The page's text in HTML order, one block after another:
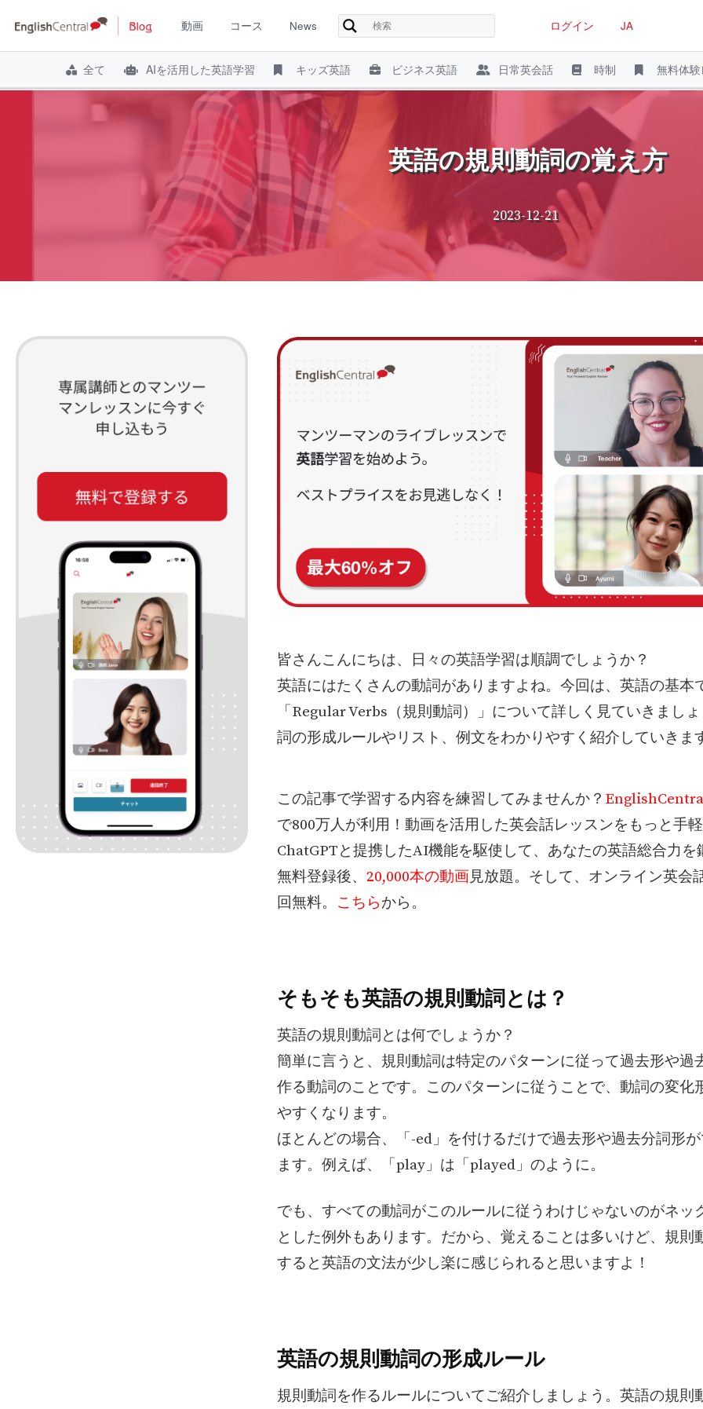
動画 コース News ログイン JA
全て AIを活用した英語学習 キッズ英語 ビジネス英語 日常英会話 時制 無料体
英語の規則動詞の覚え方
2023-12-21
皆さんこんにちは、日々の英語学習は順調でしょうか？
英語にはたくさんの動詞がありますよね。今回は、英語の基本
「Regular Verbs（規則動詞）」について詳しく見ていきまし
詞の形成ルールやリスト、例文をわかりやすく紹介していきま
この記事で学習する内容を練習してみませんか？
で800万人が利用！動画を活用した英会話レッスンをもっと手
ChatGPTと提携したAI機能を駆使して、あなたの英語総合力を
無料登録後、 20,000本の動画見放題。そして、オンライン英会
回無料。 こちらから。
そもそも英語の規則動詞とは？
英語の規則動詞とは何でしょうか？
簡単に言うと、規則動詞は特定のパターンに従って過去形や過
作る動詞のことです。このパターンに従うことで、動詞の変化
やすくなります。
ほとんどの場合、「-ed」を付けるだけで過去形や過去分詞形
ます。例えば、「play」は「played」のように。
でも、すべての動詞がこのルールに従うわけじゃないのがネッ
とした例外もあります。だから、覚えることは多いけど、規則
すると英語の文法が少し楽に感じられると思いますよ！
英語の規則動詞の形成ルール
規則動詞を作るルールについてご紹介しましょう。英語の規則